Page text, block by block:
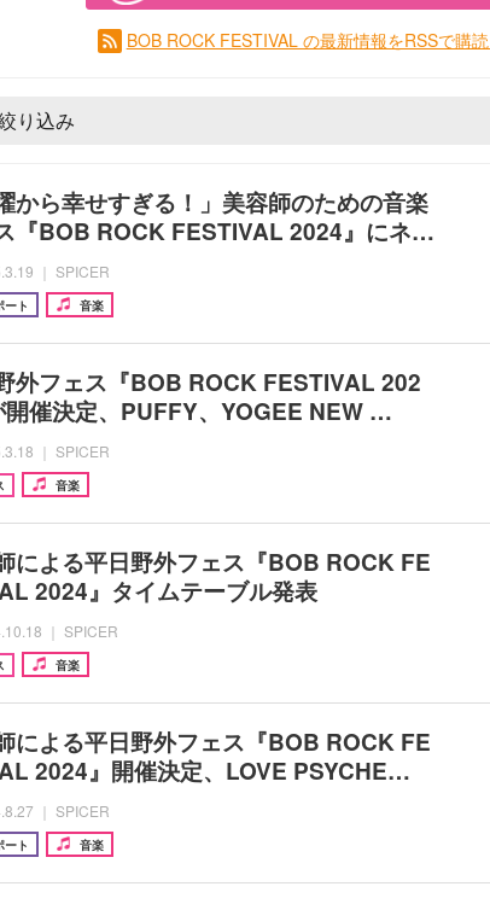
BOB ROCK FESTIVAL の最新情報をRSSで購読
り込み
から幸せすぎる！」美容師のための音楽
『BOB ROCK FESTIVAL 2024』にネ…
｜ SPICER
ート 音楽
外フェス『BOB ROCK FESTIVAL 202
開催決定、PUFFY、YOGEE NEW …
｜ SPICER
音楽
による平日野外フェス『BOB ROCK FE
2024』タイムテーブル発表
｜ SPICER
音楽
による平日野外フェス『BOB ROCK FE
2024』開催決定、LOVE PSYCHE…
｜ SPICER
ート 音楽